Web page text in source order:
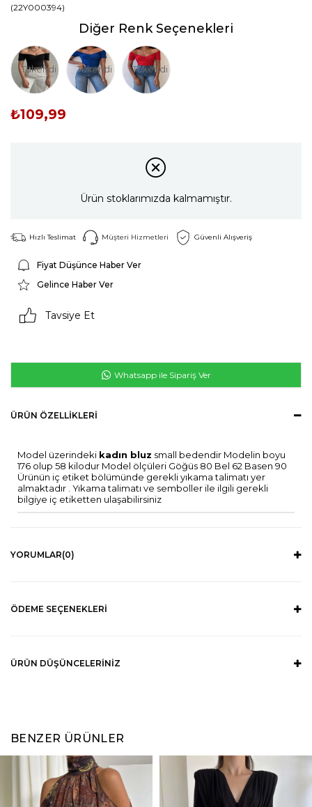
(22Y000394)
Diğer Renk Seçenekleri
Tükendi Tükendi Tükendi
₺109,99
Ürün stoklarımızda kalmamıştır.
Hızlı Teslimat Müşteri Hizmetleri Güvenli Alışveriş
Fiyat Düşünce Haber Ver
Gelince Haber Ver
Tavsiye Et
Whatsapp ile Sipariş Ver
ÜRÜN ÖZELLIKLERI
Model üzerindeki kadın bluz small bedendir Modelin boyu
176 olup 58 kilodur Model ölçüleri Göğüs 80 Bel 62 Basen 90
Ürünün iç etiket bölümünde gerekli yıkama talimatı yer
almaktadır . Yıkama talimatı ve semboller ile ilgili gerekli
bilgiye iç etiketten ulaşabilirsiniz
YORUMLAR(0)
ÖDEME SEÇENEKLERI
ÜRÜN DÜŞÜNCELERINIZ
BENZER ÜRÜNLER